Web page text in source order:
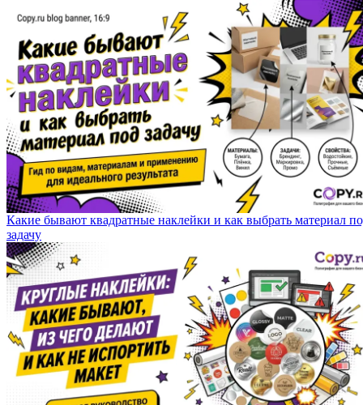
Какие бывают квадратные наклейки и как выбрать материал
задачу